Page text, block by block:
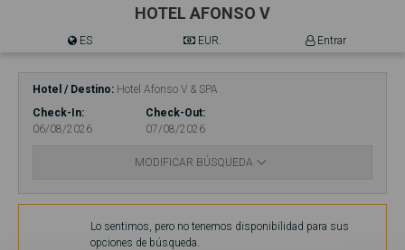
HOTEL AFONSO V
ES EUR. Entrar
Hotel / Destino
Hotel Afonso V & SPA
Check-In
06/08/2026
Check-Out
07/08/2026
MODIFICAR BÚSQUEDA
Lo sentimos, pero no tenemos disponibilidad para sus
opciones de búsqueda.